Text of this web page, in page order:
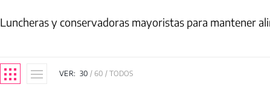
Luncheras y conservadoras mayoristas para mantener
VER: 30 60 TODOS